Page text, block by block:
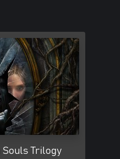
Souls Trilogy